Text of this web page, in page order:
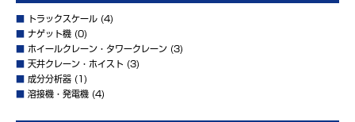
トラックスケール (4)
ナゲット機 (0)
ホイールクレーン・タワークレーン (3)
天井クレーン・ホイスト (3)
成分分析器 (1)
溶接機・発電機 (4)